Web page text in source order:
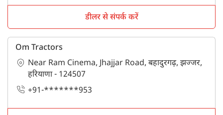
डीलर से संपर्क करें
Om Tractors
Near Ram Cinema, Jhajjar Road, बहादुरगढ़, झज्जर,
हरियाणा - 124507
+91-*******953